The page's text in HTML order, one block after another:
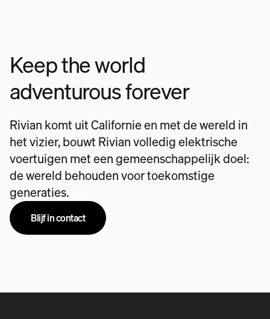
Keep the world
adventurous forever
Rivian komt uit Californie en met de wereld in
het vizier, bouwt Rivian volledig elektrische
voertuigen met een gemeenschappelijk doel:
de wereld behouden voor toekomstige
generaties.
Blijf in contact